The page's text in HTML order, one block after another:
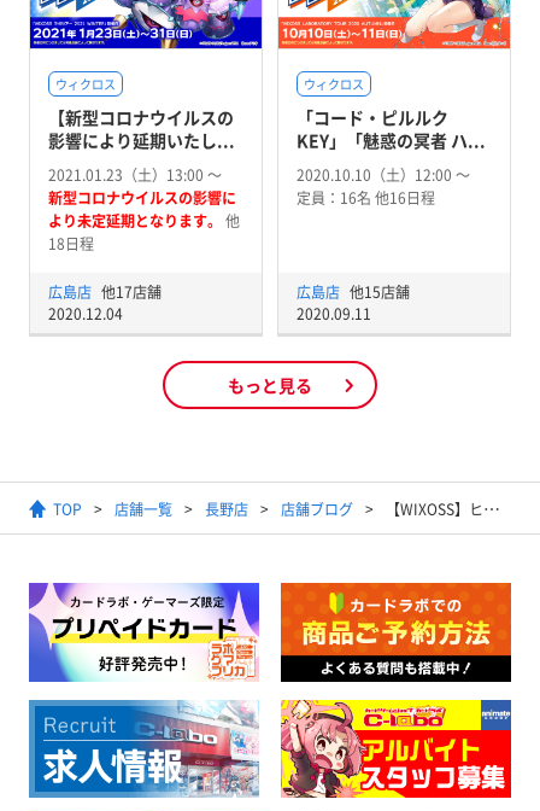
ウィクロス
【新型コロナウイルスの
影響により延期いたし...
2021.01.23（土）13:00 〜
新型コロナウイルスの影響に
より未定延期となります。 他
18日程
広島店 他17店舗
2020.12.04
ウィクロス
「コード・ピルルク
KEY」「魅惑の冥者 ハ...
2020.10.10（土）12:00 〜
定員：16名 他16日程
広島店 他15店舗
2020.09.11
もっと見る
TOP 店舗一覧 長野店 店舗ブログ 【WIXOSS】ヒラナ・アキノ 放課後デート権争奪戦優勝デッキ『DIAGRAM(サンガ)』、準優勝デッキ『うちゅうのはじまり(バン)』